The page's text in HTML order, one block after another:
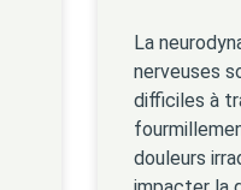
La
nerveuses
difficiles à
douleurs